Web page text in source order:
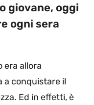
giovane, oggi
ogni sera
era allora
a conquistare il
Ed in effetti, è